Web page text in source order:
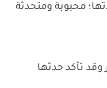
محبوبة ومتحدثة
وقد تأكد حدثها